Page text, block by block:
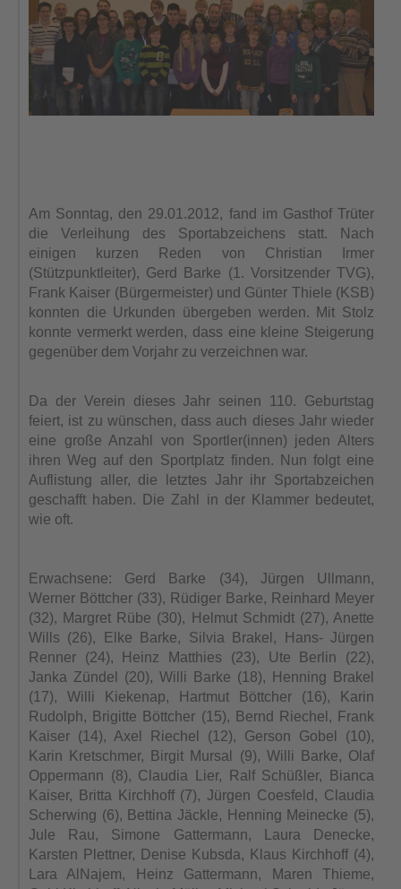
Am Sonntag, den 29.01.2012, fand im Gasthof Trüter
die Verleihung des Sportabzeichens statt. Nach
einigen kurzen Reden von Christian Irmer
(Stützpunktleiter), Gerd Barke (1. Vorsitzender TVG),
Frank Kaiser (Bürgermeister) und Günter Thiele (KSB)
konnten die Urkunden übergeben werden. Mit Stolz
konnte vermerkt werden, dass eine kleine Steigerung
gegenüber dem Vorjahr zu verzeichnen war.
Da der Verein dieses Jahr seinen 110. Geburtstag
feiert, ist zu wünschen, dass auch dieses Jahr wieder
eine große Anzahl von Sportler(innen) jeden Alters
ihren Weg auf den Sportplatz finden. Nun folgt eine
Auflistung aller, die letztes Jahr ihr Sportabzeichen
geschafft haben. Die Zahl in der Klammer bedeutet,
wie oft.
Erwachsene: Gerd Barke (34), Jürgen Ullmann,
Werner Böttcher (33), Rüdiger Barke, Reinhard Meyer
(32), Margret Rübe (30), Helmut Schmidt (27), Anette
Wills (26), Elke Barke, Silvia Brakel, Hans- Jürgen
Renner (24), Heinz Matthies (23), Ute Berlin (22),
Janka Zündel (20), Willi Barke (18), Henning Brakel
(17), Willi Kiekenap, Hartmut Böttcher (16), Karin
Rudolph, Brigitte Böttcher (15), Bernd Riechel, Frank
Kaiser (14), Axel Riechel (12), Gerson Gobel (10),
Karin Kretschmer, Birgit Mursal (9), Willi Barke, Olaf
Oppermann (8), Claudia Lier, Ralf Schüßler, Bianca
Kaiser, Britta Kirchhoff (7), Jürgen Coesfeld, Claudia
Scherwing (6), Bettina Jäckle, Henning Meinecke (5),
Jule Rau, Simone Gattermann, Laura Denecke,
Karsten Plettner, Denise Kubsda, Klaus Kirchhoff (4),
Lara AlNajem, Heinz Gattermann, Maren Thieme,